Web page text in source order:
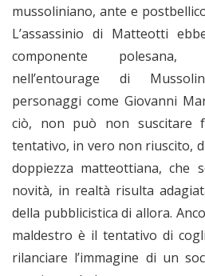
mussoliniano, ante e
L’assassinio di Matteotti
componente polesana,
nell’entourage di
personaggi come Giovanni
ciò, non può non suscitare
tentativo, in vero non riuscito,
doppiezza matteottiana, che
novità, in realtà risulta
della pubblicistica di allora.
maldestro è il tentativo di
rilanciare l’immagine di un